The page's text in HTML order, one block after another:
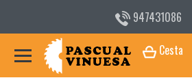
947431086
Cesta